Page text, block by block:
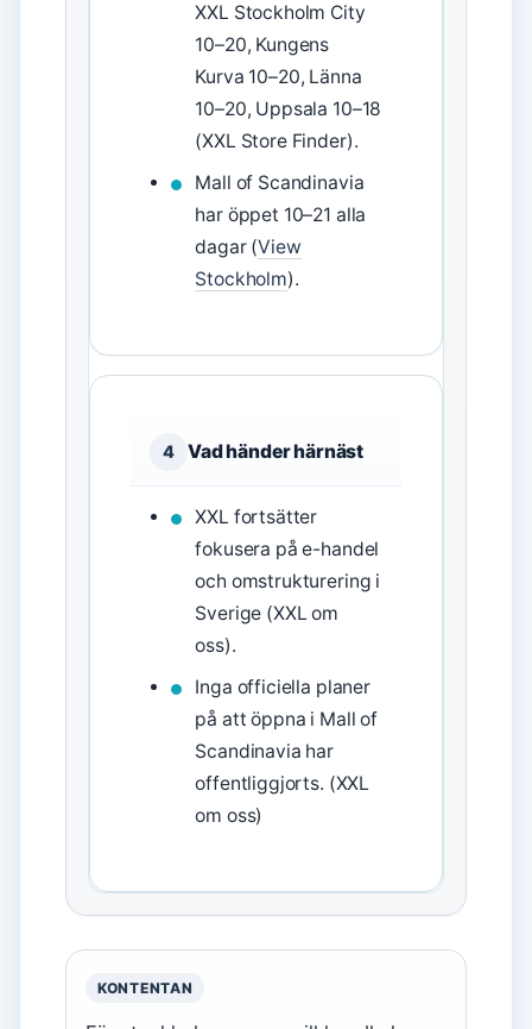
XXL Stockholm City
10–20, Kungens
Kurva 10–20, Länna
10–20, Uppsala 10–18
(XXL Store Finder).
Mall of Scandinavia
har öppet 10–21 alla
dagar (View
Stockholm).
4 Vad händer härnäst
XXL fortsätter
fokusera på e-handel
och omstrukturering i
Sverige (XXL om
oss).
Inga officiella planer
på att öppna i Mall of
Scandinavia har
offentliggjorts. (XXL
om oss)
KONTENTAN